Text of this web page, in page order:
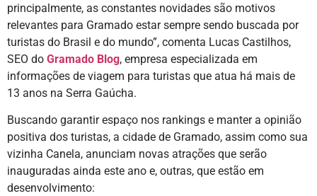
principalmente, as constantes novidades são motivos
relevantes para Gramado estar sempre sendo buscada por
turistas do Brasil e do mundo”, comenta Lucas Castilhos,
SEO do Gramado Blog, empresa especializada em
informações de viagem para turistas que atua há mais de
13 anos na Serra Gaúcha.
Buscando garantir espaço nos rankings e manter a opinião
positiva dos turistas, a cidade de Gramado, assim como sua
vizinha Canela, anunciam novas atrações que serão
inauguradas ainda este ano e, outras, que estão em
desenvolvimento: